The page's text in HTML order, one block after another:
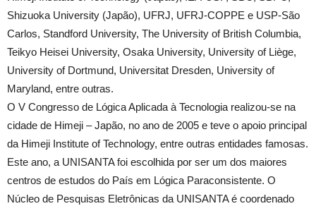
Shizuoka University (Japão), UFRJ, UFRJ-COPPE e USP-São
Carlos, Standford University, The University of British Columbia,
Teikyo Heisei University, Osaka University, University of Liège,
University of Dortmund, Universitat Dresden, University of
Maryland, entre outras.
O V Congresso de Lógica Aplicada à Tecnologia realizou-se na
cidade de Himeji – Japão, no ano de 2005 e teve o apoio principal
da Himeji Institute of Technology, entre outras entidades famosas.
Este ano, a UNISANTA foi escolhida por ser um dos maiores
centros de estudos do País em Lógica Paraconsistente. O
Núcleo de Pesquisas Eletrônicas da UNISANTA é coordenado